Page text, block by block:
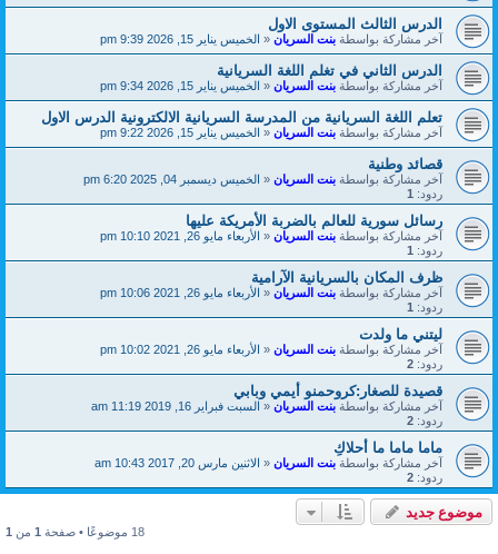
الدرس الثالث المستوى الاول
آخر مشاركة بواسطة بنت السريان « الخميس يناير 15, 2026 9:39 pm
الدرس الثاني في تغلم اللغة السريانية
آخر مشاركة بواسطة بنت السريان « الخميس يناير 15, 2026 9:34 pm
تعلم اللغة السريانية من المدرسة السريانية الالكترونية الدرس الاول
آخر مشاركة بواسطة بنت السريان « الخميس يناير 15, 2026 9:22 pm
قصائد وطنية
آخر مشاركة بواسطة بنت السريان « الخميس ديسمبر 04, 2025 6:20 pm
ردود: 1
رسائل سورية للعالم بالضربة الأمريكة عليها
آخر مشاركة بواسطة بنت السريان « الأربعاء مايو 26, 2021 10:10 pm
ردود: 1
ظرف المكان بالسريانية الآرامية
آخر مشاركة بواسطة بنت السريان « الأربعاء مايو 26, 2021 10:06 pm
ردود: 1
ليتني ما ولدت
آخر مشاركة بواسطة بنت السريان « الأربعاء مايو 26, 2021 10:02 pm
ردود: 2
قصيدة للصغار:كروحمنو أيمي وبابي
آخر مشاركة بواسطة بنت السريان « السبت فبراير 16, 2019 11:19 am
ردود: 2
ماما ماما ما أحلاكِ
آخر مشاركة بواسطة بنت السريان « الاثنين مارس 20, 2017 10:43 am
ردود: 2
موضوع جديد
18 موضوعًا • صفحة 1 من 1